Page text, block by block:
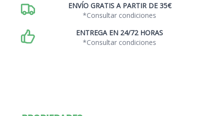
ENVÍO GRATIS A PARTIR DE 35€
*Consultar condiciones
ENTREGA EN 24/72 HORAS
*Consultar condiciones